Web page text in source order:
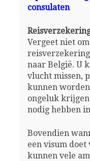
consulaten
Vergeet niet
naar België. U
vlucht missen,
kunnen
ongeluk
nodig hebben
Bovendien
een visum
kunnen vele